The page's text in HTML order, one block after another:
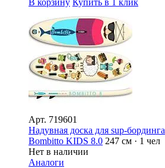
В корзину Купить в 1 клик
Арт. 719601
Надувная доска для sup-бординга
Bombitto KIDS 8.0 247 см · 1 чел
Нет в наличии
Аналоги